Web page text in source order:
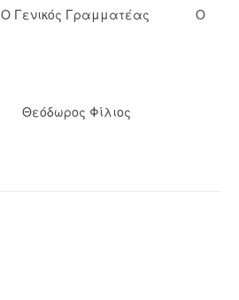
Γραμματέας Ο
Θεόδωρος Φίλιος